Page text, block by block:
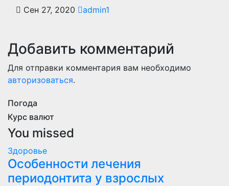
Сен 27, 2020 admin1
Добавить комментарий
Для отправки комментария вам необходимо
авторизоваться.
Погода
Курс валют
You missed
Здоровье
Особенности лечения
периодонтита у взрослых